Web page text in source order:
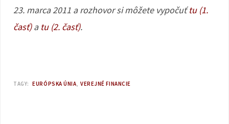
23. marca 2011 a rozhovor si môžete vypočuťtu (1.
časť)a tu (2. časť).
TAGY: EURÓPSKA ÚNIA VEREJNÉ FINANCIE